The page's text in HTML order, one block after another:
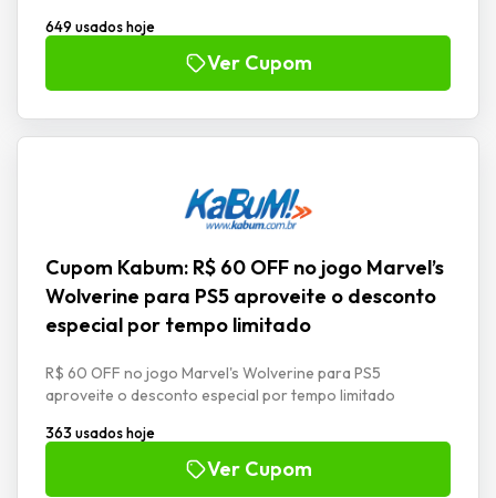
649 usados hoje
Ver Cupom
Cupom Kabum: R$ 60 OFF no jogo Marvel’s
Wolverine para PS5 aproveite o desconto
especial por tempo limitado
R$ 60 OFF no jogo Marvel's Wolverine para PS5
aproveite o desconto especial por tempo limitado
363 usados hoje
Ver Cupom